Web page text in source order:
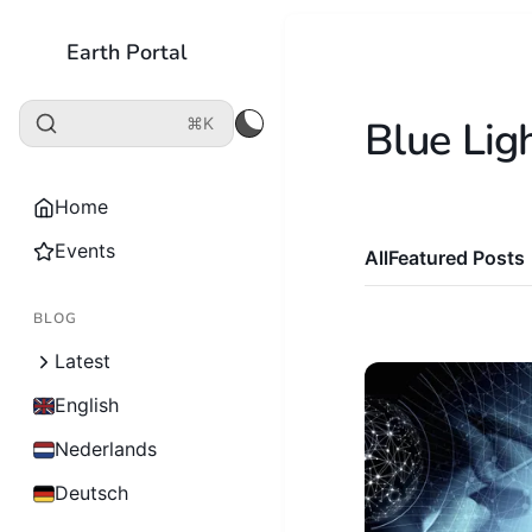
Earth Portal
⌘K
Home
Events
BLOG
Latest
English
Nederlands
Deutsch
Blue
AllFeatured Posts